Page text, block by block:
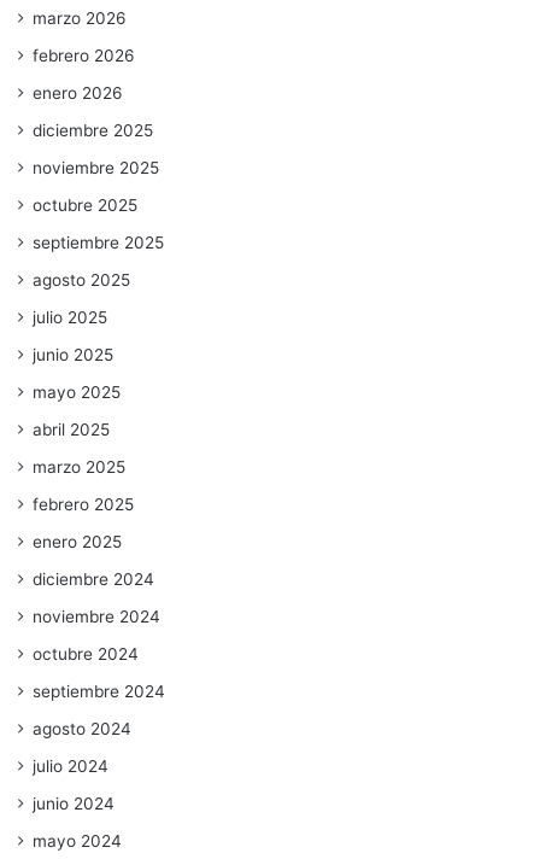
marzo 2026
febrero 2026
enero 2026
diciembre 2025
noviembre 2025
octubre 2025
septiembre 2025
agosto 2025
julio 2025
junio 2025
mayo 2025
abril 2025
marzo 2025
febrero 2025
enero 2025
diciembre 2024
noviembre 2024
octubre 2024
septiembre 2024
agosto 2024
julio 2024
junio 2024
mayo 2024